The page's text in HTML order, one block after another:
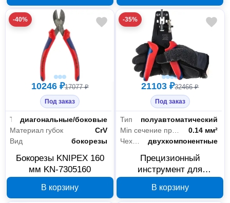
-40%
10246 ₽17077 ₽
Под заказ
Типдиагональные/боковые
Материал губок
CrV
Вид
бокорезы
Бокорезы KNIPEX 160
мм KN-7305160
В корзину
-35%
21103 ₽32466 ₽
Под заказ
Тип
полуавтоматический
Min сечение провода
0.14 мм²
Чехлы-рукоятки
двухкомпонентные
Прецизионный
инструмент для
KNIPEX KN-121206
В корзину